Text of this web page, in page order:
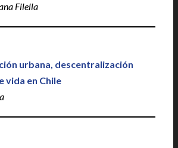
Filella
urbana, descentralización
vida en Chile